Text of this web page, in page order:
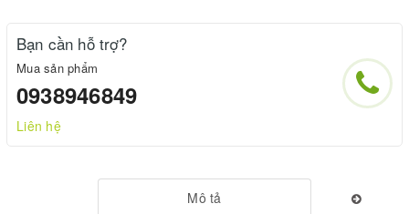
Bạn cần hỗ trợ?
Mua sản phẩm
0938946849
Liên hệ
Mô tả